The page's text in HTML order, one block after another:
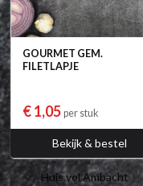
GOURMET GEM.
FILETLAPJE
€ 1,05 per stuk
Bekijk & bestel
Huis vol Ambacht